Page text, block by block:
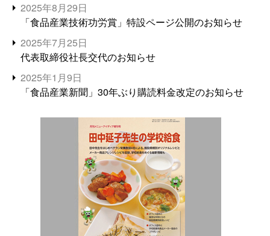
2025年8月29日
「食品産業技術功労賞」特設ページ公開のお知らせ
2025年7月25日
代表取締役社長交代のお知らせ
2025年1月9日
「食品産業新聞」30年ぶり購読料金改定のお知らせ